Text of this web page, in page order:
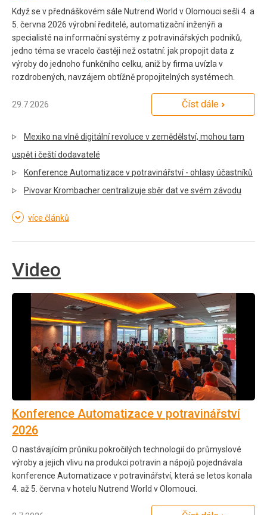
Když se v přednáškovém sále Nutrend World v Olomouci sešli 4. a
5. června 2026 výrobní ředitelé, automatizační inženýři a
specialisté na informační systémy z potravinářských podniků,
jedno téma se vracelo častěji než ostatní: jak propojit data z
výroby do jednoho funkčního celku, aniž by firma uvízla v
rozdrobených, navzájem obtížně propojitelných systémech.
29.7.2026 Číst dále
Mexiko na vlně digitální revoluce v zemědělství, mohou tam
uspět i čeští dodavatelé
Konference Automatizace v potravinářství - ohlasy účastníků
Pivovar Krombacher centralizuje sběr dat ve svém závodu
více článků
Video
Konference Automatizace v potravinářství
2026
O nastávajícím průniku pokročilých technologií do průmyslové
výroby a jejich vlivu na produkci potravin a nápojů pojednávala
konference Automatizace v potravinářství, která se letos konala
4. až 5. června v hotelu Nutrend World v Olomouci.